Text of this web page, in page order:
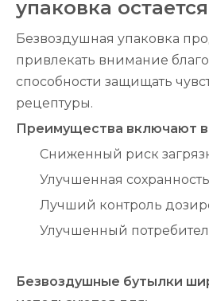
упаковка
Безвоздушная упаковка
привлекать внимание
способности защищать
рецептуры.
Преимущества включают в
Сниженный риск
Улучшенная
Лучший контроль
Улучшенный
Безвоздушные бутылки